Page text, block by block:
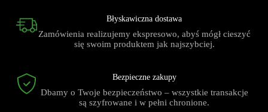
Błyskawiczna dostawa
Zamówienia realizujemy ekspresowo, abyś mógł cieszyć
się swoim produktem jak najszybciej.
Bezpieczne zakupy
Dbamy o Twoje bezpieczeństwo – wszystkie transakcje
są szyfrowane i w pełni chronione.